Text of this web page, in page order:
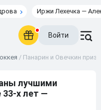
Иржи Лехечка —
Войти
/ Панарин и Овечкин
лучшими
33-х лет —